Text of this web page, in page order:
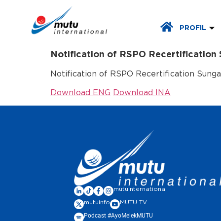
PROFIL
Notification of RSPO Recertification
Notification of RSPO Recertification
Download ENG Download INA
mutuinternational
mutuinfo MUTU TV
Podcast #AyoMelekMUTU